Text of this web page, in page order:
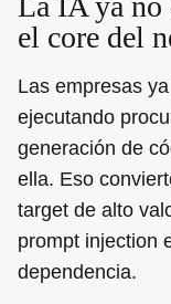
el core del
Las empresas
ejecutando
generación de
ella. Eso
target de alto
prompt injection
dependencia.